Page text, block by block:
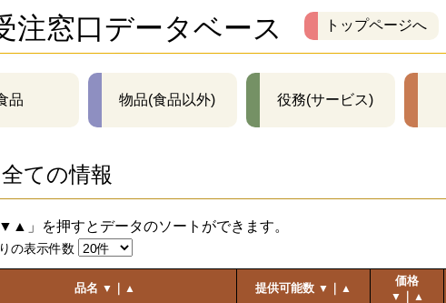
注窓口データベース トップページへ
品 物品(食品以外) 役務(サービス)
全ての情報
」を押すとデータのソートができます。
の表示件数
品名 ▼ ▲ 提供可能数 ▼ ▲
価格
▼ ▲